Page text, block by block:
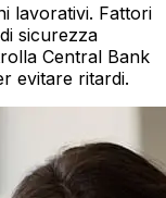
lavorativi. Fattori
sicurezza
Central Bank
evitare ritardi.